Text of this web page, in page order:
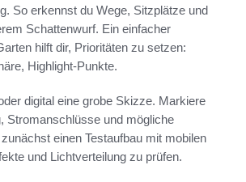
So erkennst du Wege, Sitzplätze und
Schattenwurf. Ein einfacher
hilft dir, Prioritäten zu setzen:
Highlight-Punkte.
digital eine grobe Skizze. Markiere
Stromanschlüsse und mögliche
einen Testaufbau mit mobilen
und Lichtverteilung zu prüfen.